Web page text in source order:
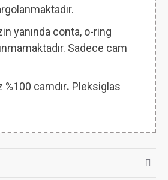
yanında conta, o-ring
Sadece cam
%100 camdır. Pleksiglas